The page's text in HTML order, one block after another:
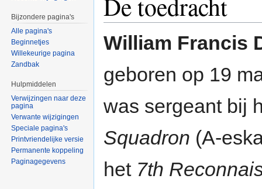
De toedracht
William Francis
geboren op 19
was sergeant bij
Squadron (A-
het 7th
Bijzondere pagina's
Alle pagina's
Beginnetjes
Willekeurige pagina
Zandbak
Hulpmiddelen
Verwijzingen naar deze
pagina
Verwante wijzigingen
Speciale pagina's
Printvriendelijke versie
Permanente koppeling
Paginagegevens